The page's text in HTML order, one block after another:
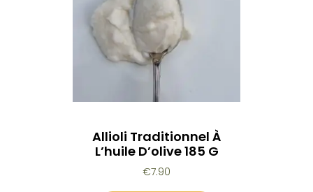
Allioli Traditionnel À
L’huile D’olive 185 G
€7.90